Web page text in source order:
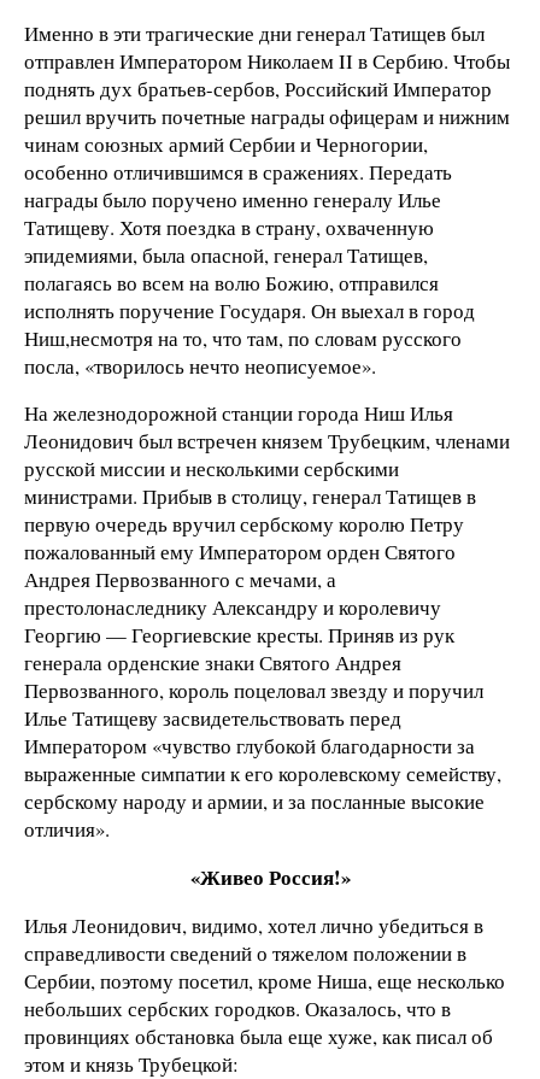
Именно в эти трагические дни генерал Татищев был
отправлен Императором Николаем II в Сербию. Чтобы
поднять дух братьев-сербов, Российский Император
решил вручить почетные награды офицерам и нижним
чинам союзных армий Сербии и Черногории,
особенно отличившимся в сражениях. Передать
награды было поручено именно генералу Илье
Татищеву. Хотя поездка в страну, охваченную
эпидемиями, была опасной, генерал Татищев,
полагаясь во всем на волю Божию, отправился
исполнять поручение Государя. Он выехал в город
Ниш,несмотря на то, что там, по словам русского
посла, «творилось нечто неописуемое».
На железнодорожной станции города Ниш Илья
Леонидович был встречен князем Трубецким, членами
русской миссии и несколькими сербскими
министрами. Прибыв в столицу, генерал Татищев в
первую очередь вручил сербскому королю Петру
пожалованный ему Императором орден Святого
Андрея Первозванного с мечами, а
престолонаследнику Александру и королевичу
Георгию — Георгиевские кресты. Приняв из рук
генерала орденские знаки Святого Андрея
Первозванного, король поцеловал звезду и поручил
Илье Татищеву засвидетельствовать перед
Императором «чувство глубокой благодарности за
выраженные симпатии к его королевскому семейству,
сербскому народу и армии, и за посланные высокие
отличия».
«Живео Россия!»
Илья Леонидович, видимо, хотел лично убедиться в
справедливости сведений о тяжелом положении в
Сербии, поэтому посетил, кроме Ниша, еще несколько
небольших сербских городков. Оказалось, что в
провинциях обстановка была еще хуже, как писал об
этом и князь Трубецкой: